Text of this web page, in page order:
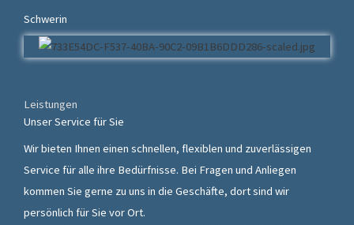
Schwerin
Leistungen
Unser Service für Sie
Wir bieten Ihnen einen schnellen, flexiblen und zuverlässigen
Service für alle ihre Bedürfnisse. Bei Fragen und Anliegen
kommen Sie gerne zu uns in die Geschäfte, dort sind wir
persönlich für Sie vor Ort.